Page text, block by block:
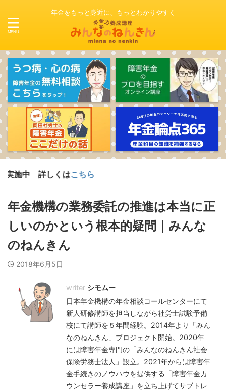
年金をもっと身近に、もっとわかりやすく
しくはこちら
年金機構の業務委託の推進は本当に正
しいのかという根本的疑問｜みんな
のねんきん
2018年6月5日
シモムー
日本年金機構の年金相談コールセンターにて
新人研修講師を担当しながら社労士試験予備
校にて講師を５年間経験。2014年より「みん
なのねんきん」プロジェクト開始。2020年
には障害年金専門の「みんなのねんきん社会
保険労務士法人」設立。2021年からは障害年
金手続きのノウハウを提供する「障害年金カ
ウンセラー養成講座」を立ち上げてサブトレ